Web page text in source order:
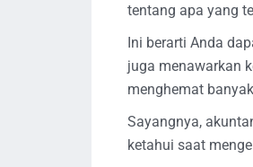
tentang apa yang
Ini berarti Anda
juga menawarkan
menghemat
Sayangnya,
ketahui saat